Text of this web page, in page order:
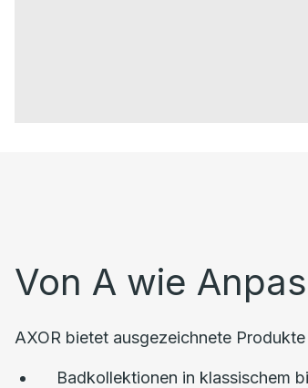
Von A wie
AXOR bietet ausgezeichnete
Badkollektionen in klassischem